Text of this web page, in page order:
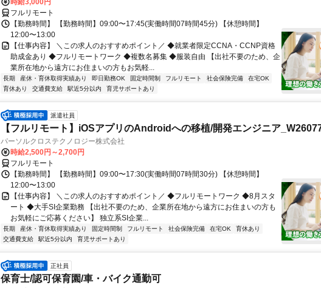
時給3,000円
フルリモート
【勤務時間】 【勤務時間】09:00〜17:45(実働時間07時間45分) 【休憩時間】
12:00〜13:00
【仕事内容】 ＼この求人のおすすめポイント／ ◆就業者限定CCNA・CCNP資格
助成金あり ◆フルリモートワーク ◆複数名募集 ◆服装自由 【出社不要のため、企
業所在地から遠方にお住まいの方もお気軽...
長期 産休・育休取得実績あり 即日勤務OK 固定時間制 フルリモート 社会保険完備
在宅OK
育休あり
交通費支給 駅近5分以内 育児サポートあり
派遣社員
【フルリモート】iOSアプリのAndroidへの移植/開発エンジニア
パーソルクロステクノロジー株式会社
時給2,500円～2,700円
フルリモート
【勤務時間】 【勤務時間】09:00〜17:30(実働時間07時間30分) 【休憩時間】
12:00〜13:00
【仕事内容】 ＼この求人のおすすめポイント／ ◆フルリモートワーク ◆8月スタ
ート ◆大手SI企業勤務 【出社不要のため、企業所在地から遠方にお住まいの方も
お気軽にご応募ください】 独立系SI企業...
長期 産休・育休取得実績あり 固定時間制 フルリモート 社会保険完備 在宅OK
育休あり
交通費支給
駅近5分以内 育児サポートあり
正社員
保育士/認可保育園/車・バイク通勤可